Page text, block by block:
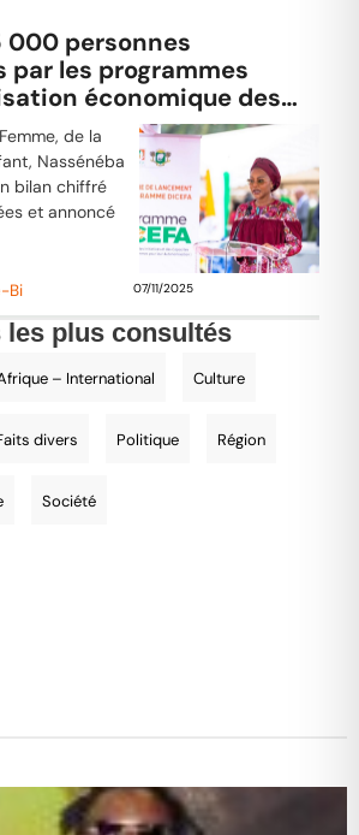
000 personnes
par les programmes
économique des
de la
Nassénéba
bilan chiffré
et annoncé
Bi 07/11/2025
les plus consultés
– International Culture
divers Politique Région
Société